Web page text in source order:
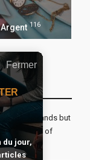
Argent 116
new lands but
destinations of
Fermer
du jour,